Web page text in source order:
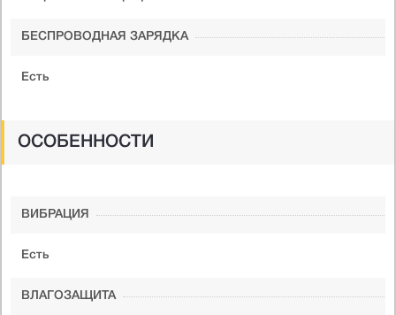
БЕСПРОВОДНАЯ ЗАРЯДКА
Есть
ОСОБЕННОСТИ
ВИБРАЦИЯ
Есть
ВЛАГОЗАЩИТА